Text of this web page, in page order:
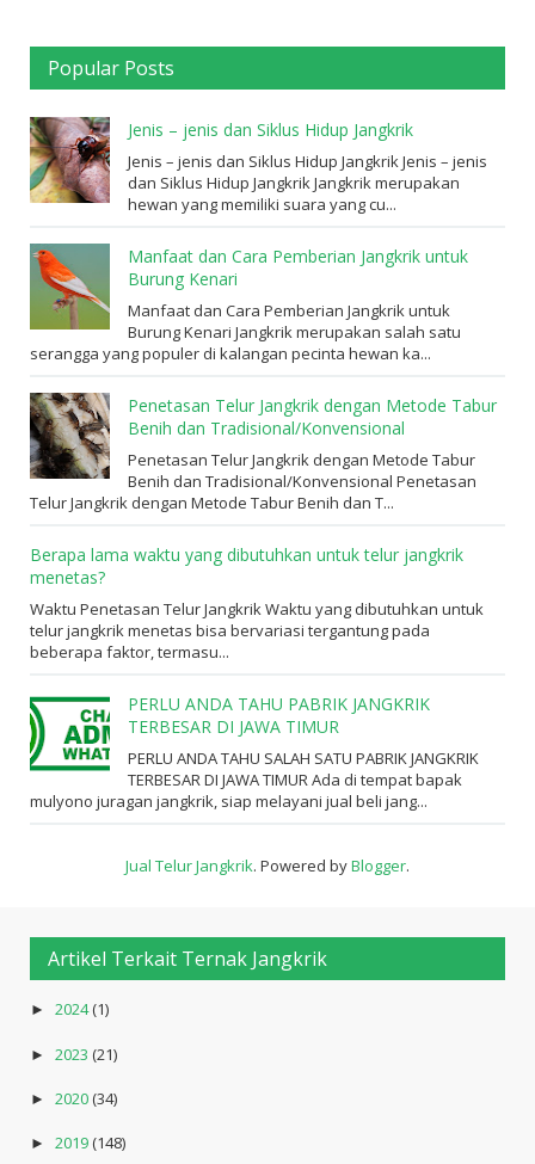
Popular Posts
Jenis – jenis dan Siklus Hidup Jangkrik
Jenis – jenis dan Siklus Hidup Jangkrik Jenis – jenis
dan Siklus Hidup Jangkrik Jangkrik merupakan
hewan yang memiliki suara yang cu...
Manfaat dan Cara Pemberian Jangkrik untuk
Burung Kenari
Manfaat dan Cara Pemberian Jangkrik untuk
Burung Kenari Jangkrik merupakan salah satu
serangga yang populer di kalangan pecinta hewan ka...
Penetasan Telur Jangkrik dengan Metode Tabur
Benih dan Tradisional/Konvensional
Penetasan Telur Jangkrik dengan Metode Tabur
Benih dan Tradisional/Konvensional Penetasan
Telur Jangkrik dengan Metode Tabur Benih dan T...
Berapa lama waktu yang dibutuhkan untuk telur jangkrik
menetas?
Waktu Penetasan Telur Jangkrik Waktu yang dibutuhkan untuk
telur jangkrik menetas bisa bervariasi tergantung pada
beberapa faktor, termasu...
PERLU ANDA TAHU PABRIK JANGKRIK
TERBESAR DI JAWA TIMUR
PERLU ANDA TAHU SALAH SATU PABRIK JANGKRIK
TERBESAR DI JAWA TIMUR Ada di tempat bapak
mulyono juragan jangkrik, siap melayani jual beli jang...
Jual Telur Jangkrik. Powered byBlogger.
Artikel Terkait Ternak Jangkrik
► 2024(1)
► 2023 (21)
► 2020(34)
► 2019(148)